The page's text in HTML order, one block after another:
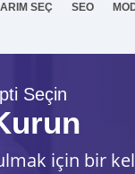
SEÇ SEO
Seçin
için bir